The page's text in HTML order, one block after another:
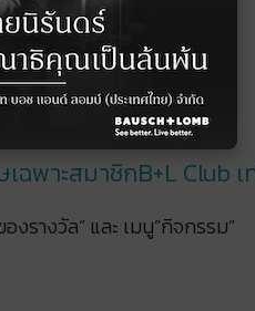
ฉพาะสมาชิกB+L Club เ
องรางวัล” และ เมนู”กิจกรรม”​